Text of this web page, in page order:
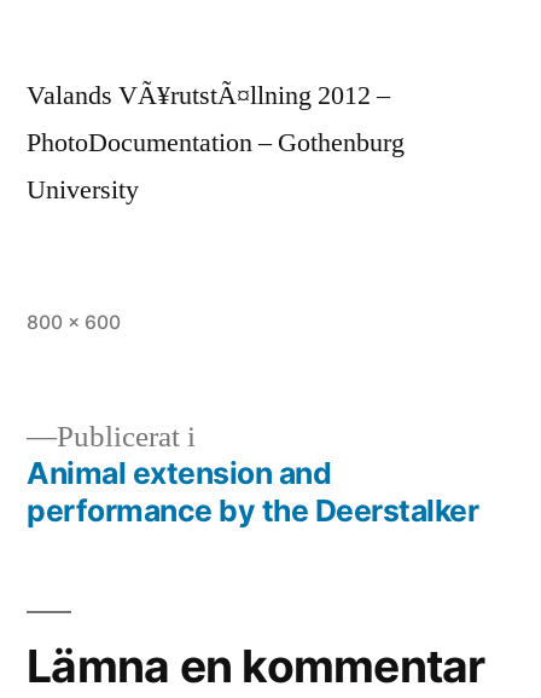
Valands VÃ¥rutstÃ¤llning 2012 –
PhotoDocumentation – Gothenburg
University
Full
800 × 600
Inläggsnavigering
Publicerat i
Animal extension and
performance by the Deerstalker
Lämna en kommentar